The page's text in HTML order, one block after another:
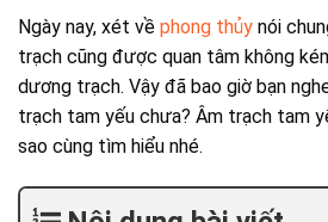
Ngày nay, xét về phong thủy nói
trạch cũng được quan tâm không
dương trạch. Vậy đã bao giờ bạn
trạch tam yếu chưa? Âm trạch tam
sao cùng tìm hiểu nhé.